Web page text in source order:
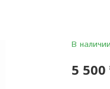
В наличии
5 500